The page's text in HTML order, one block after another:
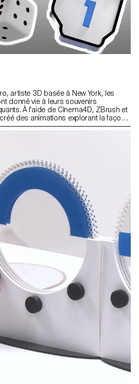
artiste 3D basée à New York, les
donné vie à leurs souvenirs
À l'aide de Cinema4D, ZBrush et
des animations explorant la façon
nos expériences à travers des